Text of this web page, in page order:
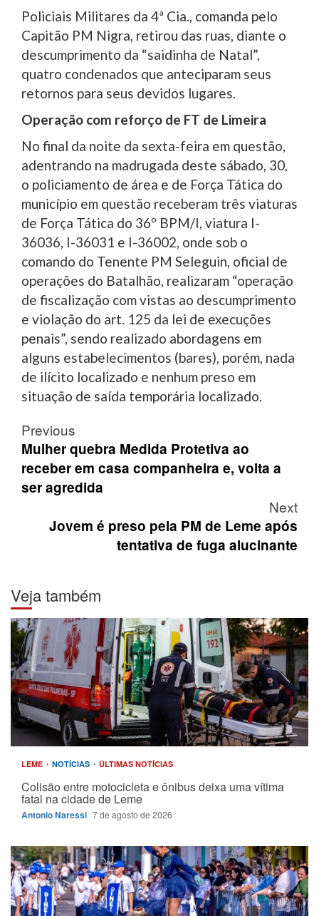
Policiais Militares da 4ª Cia., comanda pelo
Capitão PM Nigra, retirou das ruas, diante o
descumprimento da “saidinha de Natal”,
quatro condenados que anteciparam seus
retornos para seus devidos lugares.
Operação com reforço de FT de Limeira
No final da noite da sexta-feira em questão,
adentrando na madrugada deste sábado, 30,
o policiamento de área e de Força Tática do
município em questão receberam três viaturas
de Força Tática do 36º BPM/I, viatura I-
36036, I-36031 e I-36002, onde sob o
comando do Tenente PM Seleguin, oficial de
operações do Batalhão, realizaram “operação
de fiscalização com vistas ao descumprimento
e violação do art. 125 da lei de execuções
penais”, sendo realizado abordagens em
alguns estabelecimentos (bares), porém, nada
de ilícito localizado e nenhum preso em
situação de saída temporária localizado.
Post
navigation
Previous
Mulher quebra Medida Protetiva ao
receber em casa companheira e, volta a
ser agredida
Next
Jovem é preso pela PM de Leme após
tentativa de fuga alucinante
Veja também
LEME NOTÍCIAS ÚLTIMAS NOTÍCIAS
Colisão entre motocicleta e ônibus deixa uma vítima
fatal na cidade de Leme
Antonio Naressi 7 de agosto de 2026